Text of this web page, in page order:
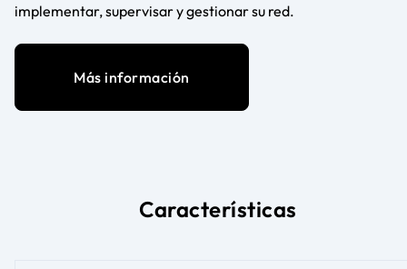
implementar, supervisar y gestionar su red.
Más información
Características